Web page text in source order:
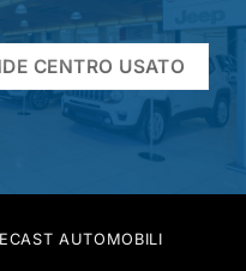
CENTRO USATO
AUTOMOBILI